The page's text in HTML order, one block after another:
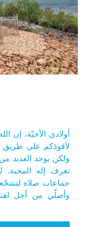
لأقودَكم على طريق
ولكن يوجد العديد
تعرف إله المحبة.
جماعات صلاة
وأصلّي من أجل